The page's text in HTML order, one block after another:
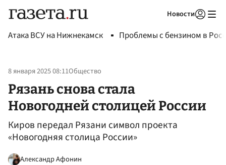
Новости
Атака ВСУ на Нижнекамск Проблемы с бензином в
8 января 2025 08:11Общество
Рязань снова стала
Новогодней столицей России
Киров передал Рязани символ проекта
«Новогодняя столица России»
Александр Афонин